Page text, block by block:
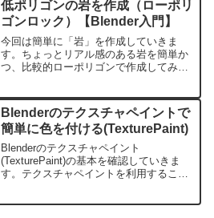
低ポリゴンの岩を作成（ローポリ
ゴンロック）【Blender入門】
今回は簡単に「岩」を作成していきま
す。ちょっとリアル感のある岩を簡単か
つ、比較的ローポリゴンで作成してみま
だけど少しリアルな岩を簡単な方法で作
成していきま...
Blenderのテクスチャペイントで
簡単に色を付ける(TexturePaint)
Blenderのテクスチャペイント
(TexturePaint)の基本を確認していきま
す。テクスチャペイントを利用すること